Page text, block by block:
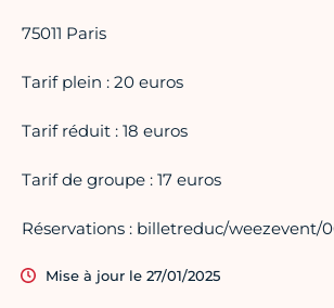
75011 Paris
Tarif plein : 20 euros
Tarif réduit : 18 euros
Tarif de groupe : 17 euros
Réservations : billetreduc/weezevent/
Mise à jour le 27/01/2025